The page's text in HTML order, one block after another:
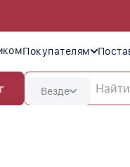
Покупателям
Везде